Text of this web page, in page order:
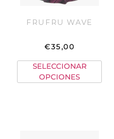
FRUFRU WAVE
€35,00
SELECCIONAR
OPCIONES